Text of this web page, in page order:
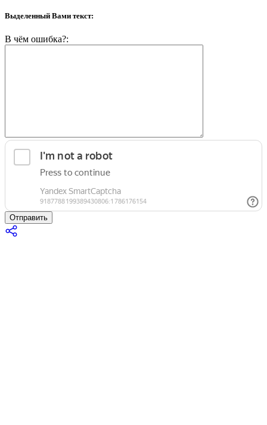
Выделенный Вами текст:
В чём ошибка?:
Отправить